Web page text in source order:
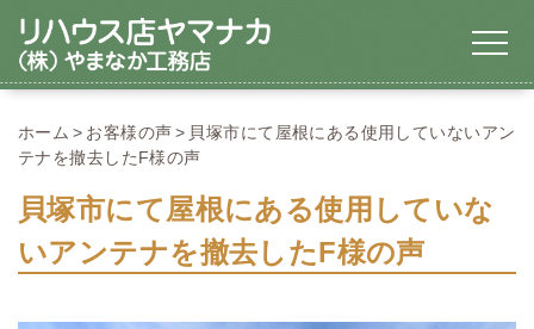
ホーム お客様の声
貝塚市にて屋根にある使用していないアン
テナを撤去したF様の声
貝塚市にて屋根にある使用していな
いアンテナを撤去したF様の声